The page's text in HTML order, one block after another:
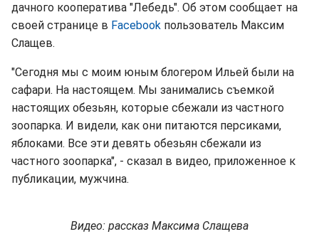
дачного кооператива "Лебедь". Об этом сообщает на
своей странице в Facebook пользователь Максим
Слащев.
"Сегодня мы с моим юным блогером Ильей были на
сафари. На настоящем. Мы занимались съемкой
настоящих обезьян, которые сбежали из частного
зоопарка. И видели, как они питаются персиками,
яблоками. Все эти девять обезьян сбежали из
частного зоопарка", - сказал в видео, приложенное к
публикации, мужчина.
Видео: рассказ Максима Слащева